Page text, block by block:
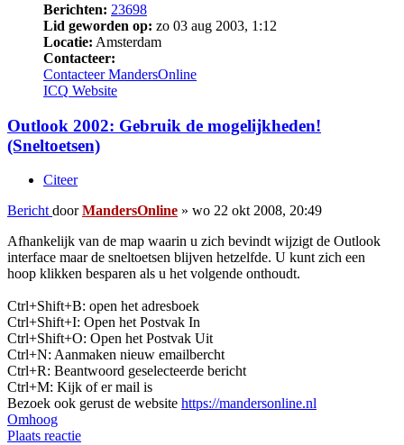
Berichten: 23698
Lid geworden op: zo 03 aug 2003, 1:12
Locatie: Amsterdam
Contacteer:
Contacteer MandersOnline
ICQ Website
Outlook 2002: Gebruik de mogelijkheden!
(Sneltoetsen)
Citeer
Bericht doorMandersOnline » wo 22 okt 2008, 20:49
Afhankelijk van de map waarin u zich bevindt wijzigt de Outlook
interface maar de sneltoetsen blijven hetzelfde. U kunt zich een
hoop klikken besparen als u het volgende onthoudt.
Ctrl+Shift+B: open het adresboek
Ctrl+Shift+I: Open het Postvak In
Ctrl+Shift+O: Open het Postvak Uit
Ctrl+N: Aanmaken nieuw emailbercht
Ctrl+R: Beantwoord geselecteerde bericht
Ctrl+M: Kijk of er mail is
Bezoek ook gerust de website https://mandersonline.nl
Omhoog
Plaats reactie